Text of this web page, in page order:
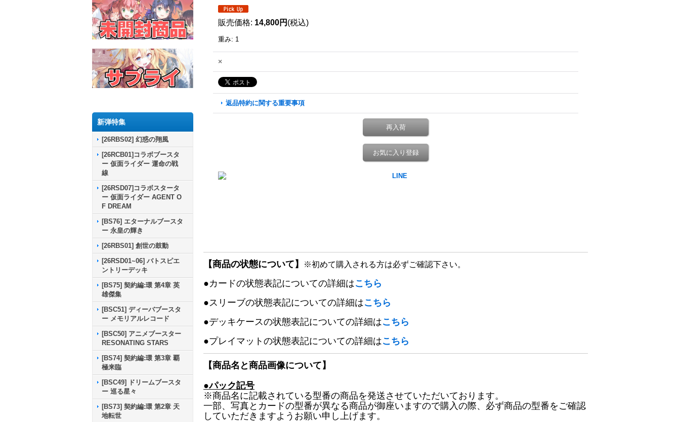
新弾特集
[26RBS02] 幻惑の翔風
[26RCB01]コラボブースタ
ー 仮面ライダー 運命の戦
線
[26RSD07]コラボスタータ
ー 仮面ライダー AGENT O
F DREAM
[BS76] エターナルブースタ
ー 永皇の輝き
[26RBS01] 創世の鼓動
[26RSD01~06] バトスピエ
ントリーデッキ
[BS75] 契約編:環 第4章 英
雄傑集
[BSC51] ディーバブースタ
ー メモリアルレコード
[BSC50] アニメブースター
RESONATING STARS
[BS74] 契約編:環 第3章 覇
極来臨
[BSC49] ドリームブースタ
ー 巡る星々
[BS73] 契約編:環 第2章 天
地転世
販売価格: 14,800円 (税込)
重み: 1
×
返品特約に関する重要事項
再入荷
お気に入り登録
【商品の状態について】 ※初めて購入される方は必ずご確認下さい。
●カードの状態表記についての詳細はこちら
●スリーブの状態表記についての詳細はこちら
●デッキケースの状態表記についての詳細はこちら
●プレイマットの状態表記についての詳細はこちら
【商品名と商品画像について】
●パック記号
※商品名に記載されている型番の商品を発送させていただいております。
一部、写真とカードの型番が異なる商品が御座いますので購入の際、必ず商品の型番をご確認
していただきますようお願い申し上げます。